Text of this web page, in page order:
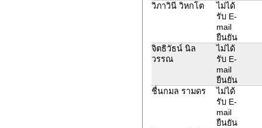
วิภาวินี วิหกโต
ไม่ได้
รับ E-
mail
ยืนยัน
จิตธิวัธน์ นิล
วรรณ
ไม่ได้
รับ E-
mail
ยืนยัน
ชื่นกมล รามดร
ไม่ได้
รับ E-
mail
ยืนยัน